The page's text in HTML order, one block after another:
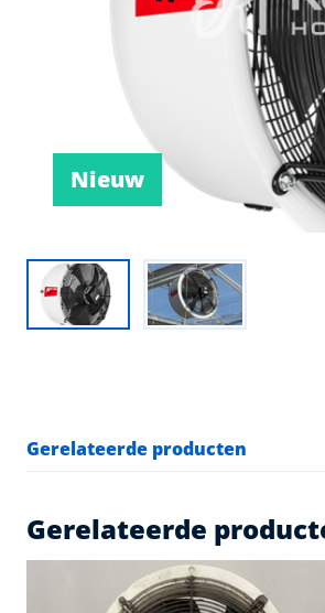
Nieuw
Gerelateerde producten
Gerelateerde